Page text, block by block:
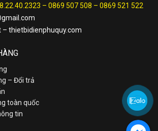
– 0869 507 508 – 0869 521 522
– thietbidienphuquy.com
– Đổi trả
toàn quốc
tin